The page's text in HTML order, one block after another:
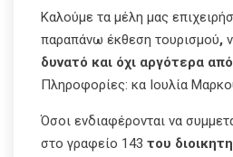
Καλούμε τα μέλη μας
παραπάνω έκθεση τουρισμού,
δυνατό και όχι αργότερα
Πληροφορίες: κα Ιουλία
Όσοι ενδιαφέρονται να
στο γραφείο 143 του